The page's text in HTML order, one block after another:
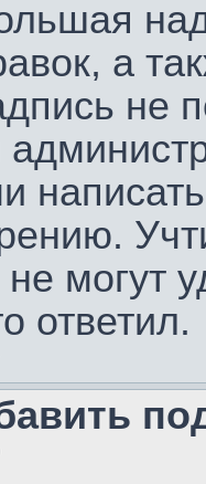
а
не
не могут
ответил.